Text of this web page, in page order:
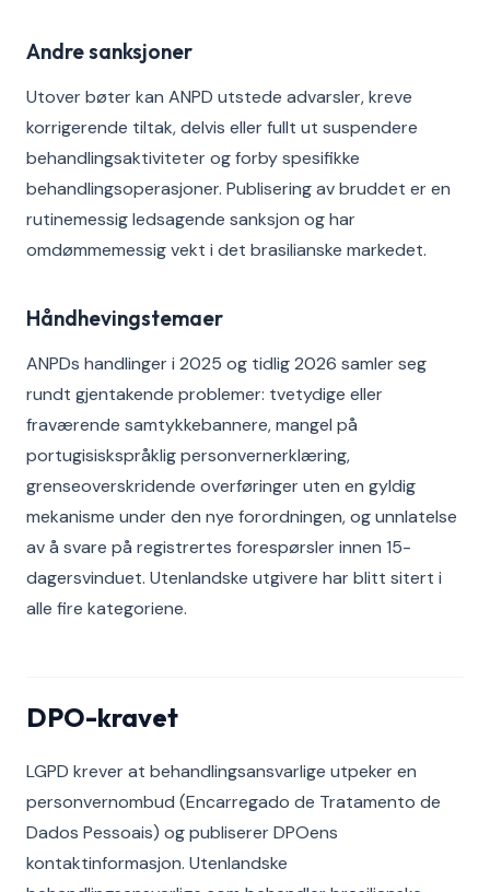
Andre sanksjoner
Utover bøter kan ANPD utstede advarsler, kreve
korrigerende tiltak, delvis eller fullt ut suspendere
behandlingsaktiviteter og forby spesifikke
behandlingsoperasjoner. Publisering av bruddet er en
rutinemessig ledsagende sanksjon og har
omdømmemessig vekt i det brasilianske markedet.
Håndhevingstemaer
ANPDs handlinger i 2025 og tidlig 2026 samler seg
rundt gjentakende problemer: tvetydige eller
fraværende samtykkebannere, mangel på
portugisiskspråklig personvernerklæring,
grenseoverskridende overføringer uten en gyldig
mekanisme under den nye forordningen, og unnlatelse
av å svare på registrertes forespørsler innen 15-
dagersvinduet. Utenlandske utgivere har blitt sitert i
alle fire kategoriene.
DPO-kravet
LGPD krever at behandlingsansvarlige utpeker en
personvernombud (Encarregado de Tratamento de
Dados Pessoais) og publiserer DPOens
kontaktinformasjon. Utenlandske